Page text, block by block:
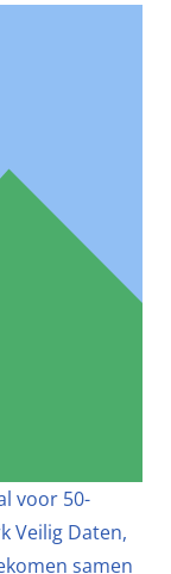
voor 50-
Veilig Daten,
samen